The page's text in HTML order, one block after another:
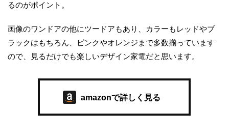
るのがポイント。
画像のワンドアの他にツードアもあり、カラーもレッドやブ
ラックはもちろん、ピンクやオレンジまで多数揃っています
ので、見るだけでも楽しいデザイン家電だと思います。
amazonで詳しく見る